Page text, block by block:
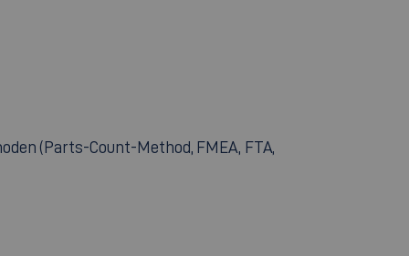
(Parts-Count-Method, FMEA, FTA,